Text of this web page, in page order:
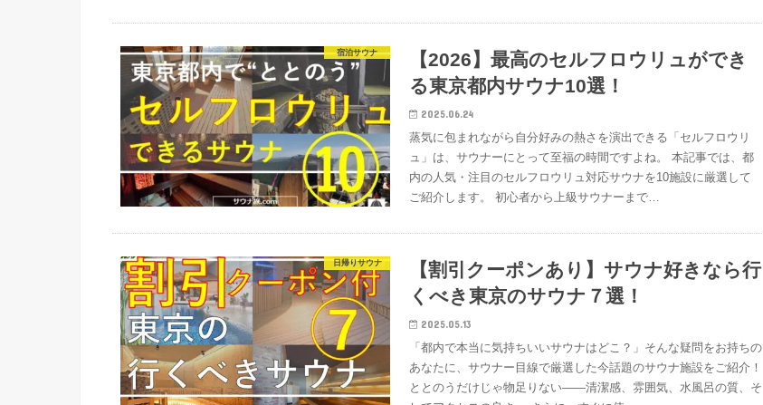
宿泊サウナ
【2026】最高のセルフロウリュができ
る東京都内サウナ10選！
2025.06.24
蒸気に包まれながら自分好みの熱さを演出できる「セルフロウリ
ュ」は、サウナーにとって至福の時間ですよね。 本記事では、都
内の人気・注目のセルフロウリュ対応サウナを10施設に厳選して
ご紹介します。 初心者から上級サウナーまで…
日帰りサウナ
【割引クーポンあり】サウナ好きなら行
くべき東京のサウナ７選！
2025.05.13
「都内で本当に気持ちいいサウナはどこ？」そんな疑問をお持ちの
あなたに、サウナー目線で厳選した今話題のサウナ施設をご紹介！
ととのうだけじゃ物足りない——清潔感、雰囲気、水風呂の質、そ